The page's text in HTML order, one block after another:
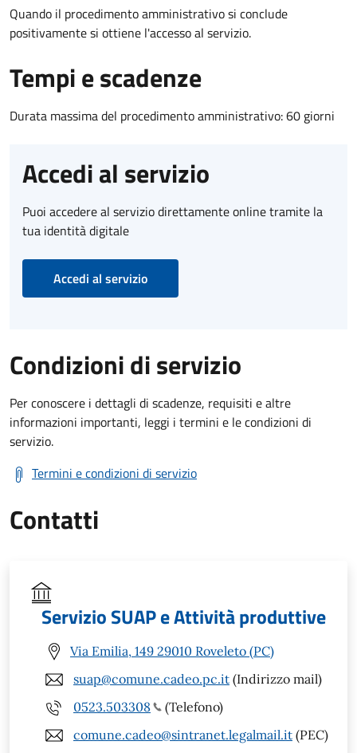
Quando il procedimento amministrativo si conclude
positivamente si ottiene l'accesso al servizio.
Tempi e scadenze
Durata massima del procedimento amministrativo: 60 giorni
Accedi al servizio
Puoi accedere al servizio direttamente online tramite la
tua identità digitale
Accedi al servizio
Condizioni di servizio
Per conoscere i dettagli di scadenze, requisiti e altre
informazioni importanti, leggi i termini e le condizioni di
servizio.
Termini e condizioni di servizio
Contatti
Servizio SUAP e Attività produttive
Via Emilia, 149 29010 Roveleto (PC)
suap@comune.cadeo.pc.it (Indirizzo mail)
0523.503308
(Telefono)
comune.cadeo@sintranet.legalmail.it (PEC)